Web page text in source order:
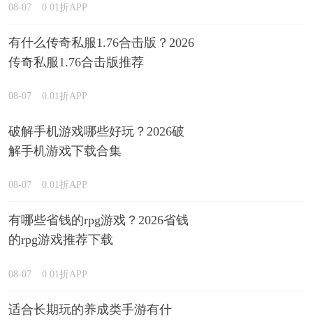
08-07 0.01折APP
有什么传奇私服1.76合击版？2026
传奇私服1.76合击版推荐
08-07 0.01折APP
破解手机游戏哪些好玩？2026破
解手机游戏下载合集
08-07 0.01折APP
有哪些省钱的rpg游戏？2026省钱
的rpg游戏推荐下载
08-07 0.01折APP
适合长期玩的养成类手游有什